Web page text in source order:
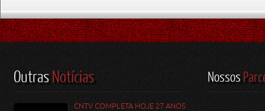
OutrasNotícias
CNTV COMPLETA HOJE 27 ANOS
Nossos